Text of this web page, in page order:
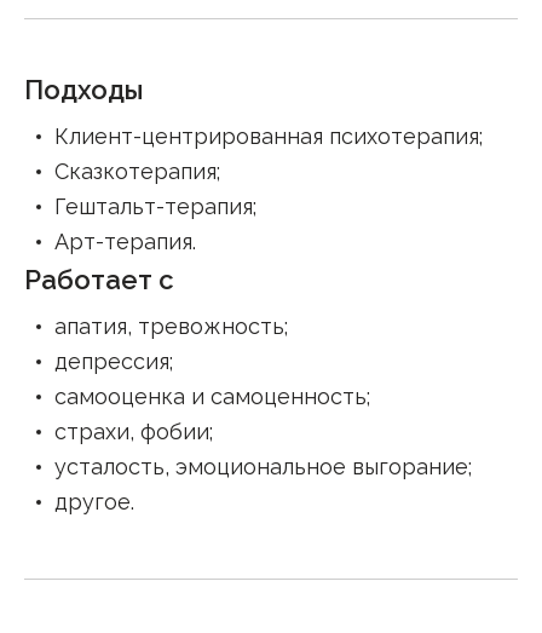
Подходы
Клиент-центрированная психотерапия;
Сказкотерапия;
Гештальт-терапия;
Арт-терапия.
Работает с
апатия, тревожность;
депрессия;
самооценка и самоценность;
страхи, фобии;
усталость, эмоциональное выгорание;
другое.